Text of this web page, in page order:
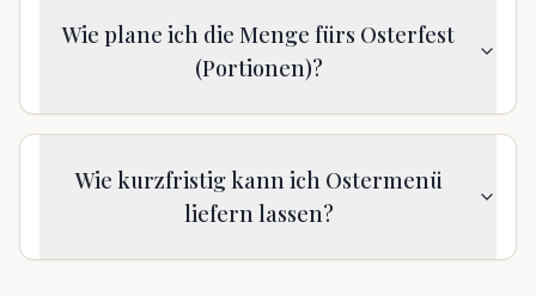
Wie plane ich die Menge fürs Osterfest
(Portionen)?
Wie kurzfristig kann ich Ostermenü
liefern lassen?